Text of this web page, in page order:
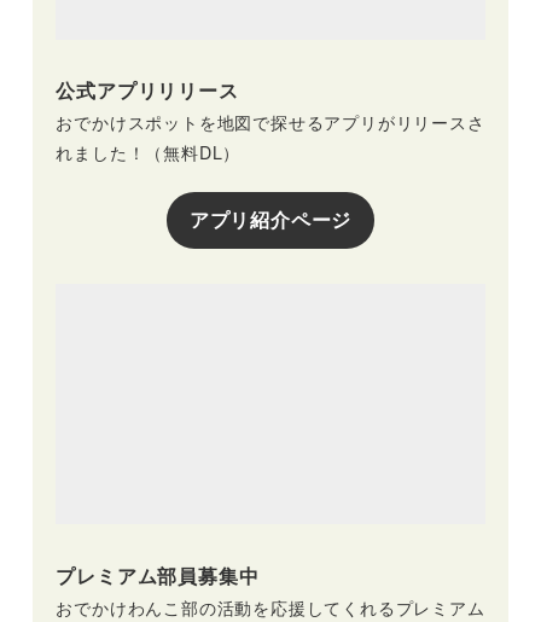
公式アプリリリース
おでかけスポットを地図で探せるアプリがリリースさ
れました！（無料DL）
アプリ紹介ページ
プレミアム部員募集中
おでかけわんこ部の活動を応援してくれるプレミアム